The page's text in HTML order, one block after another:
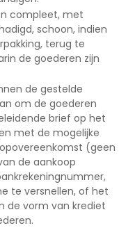
compleet, met
schoon, indien
terug te
de goederen zijn
de gestelde
om de goederen
brief op het
met de mogelijke
(geen
de aankoop
te versnellen, of het
de vorm van krediet